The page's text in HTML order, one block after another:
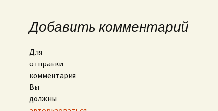
Добавить комментарий
Для
отправки
комментария
Вы
должны